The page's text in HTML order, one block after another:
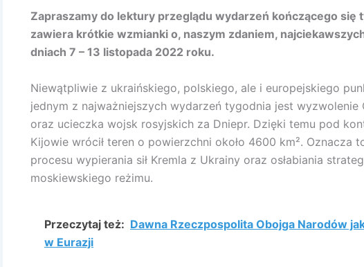
Zapraszamy do lektury przeglądu wydarzeń kończącego się
zawiera krótkie wzmianki o, naszym zdaniem,
dniach 7 – 13 listopada 2022 roku.
Niewątpliwie z ukraińskiego, polskiego, ale i europejskiego
jednym z najważniejszych wydarzeń tygodnia jest wyzwolenie
oraz ucieczka wojsk rosyjskich za Dniepr. Dzięki temu pod
Kijowie wrócił teren o powierzchni około 4600 km². Oznacza
procesu wypierania sił Kremla z Ukrainy oraz osłabiania
moskiewskiego reżimu.
Przeczytaj też: Dawna Rzeczpospolita Obojga Narodów
w Eurazji